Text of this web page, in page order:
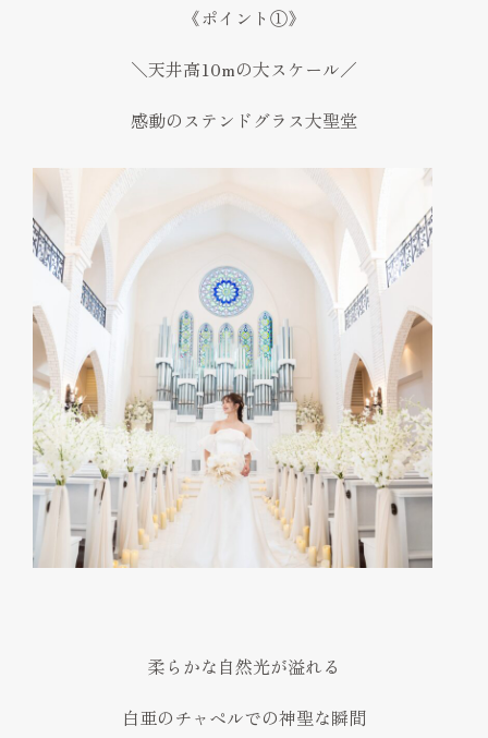
《ポイント①》
＼天井高10mの大スケール／
感動のステンドグラス大聖堂
柔らかな自然光が溢れる
白亜のチャペルでの神聖な瞬間